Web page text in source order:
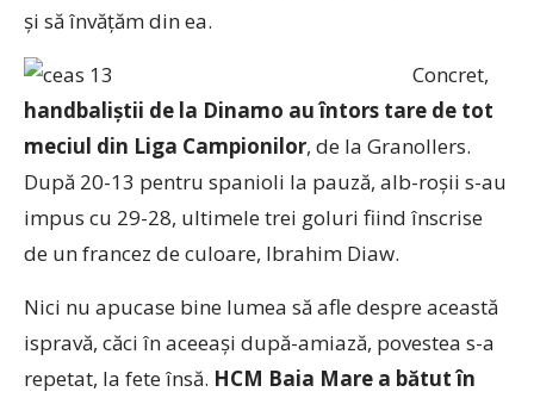
și să învățăm din ea.
Concret,
handbaliștii de la Dinamo au întors tare de tot
meciul din Liga Campionilor, de la Granollers.
După 20-13 pentru spanioli la pauză, alb-roșii s-au
impus cu 29-28, ultimele trei goluri fiind înscrise
de un francez de culoare, Ibrahim Diaw.
Nici nu apucase bine lumea să afle despre această
ispravă, căci în aceeași după-amiază, povestea s-a
repetat, la fete însă. HCM Baia Mare a bătut în